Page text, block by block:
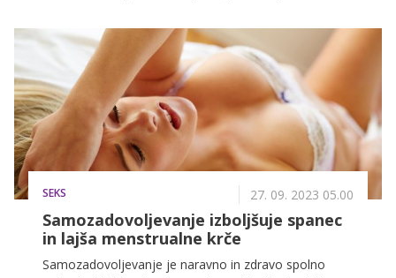
nadaljevanju, število koristi, ki jih ta prinaša s seboj,
pa vas bo prav gotovo presenetilo ...
SEKS 27. 09. 2023 05.00
Samozadovoljevanje izboljšuje spanec
in lajša menstrualne krče
Samozadovoljevanje je naravno in zdravo spolno